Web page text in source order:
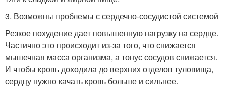
3. Возможны проблемы с сердечно-сосудистой системой
Резкое похудение дает повышенную нагрузку на сердце.
Частично это происходит из-за того, что снижается
мышечная масса организма, а тонус сосудов снижается.
И чтобы кровь доходила до верхних отделов туловища,
сердцу нужно качать кровь больше и сильнее.